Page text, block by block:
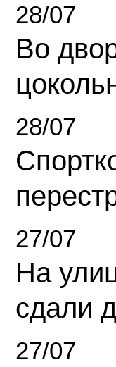
28/07
Во
28/07
27/07
На
сдали
27/07